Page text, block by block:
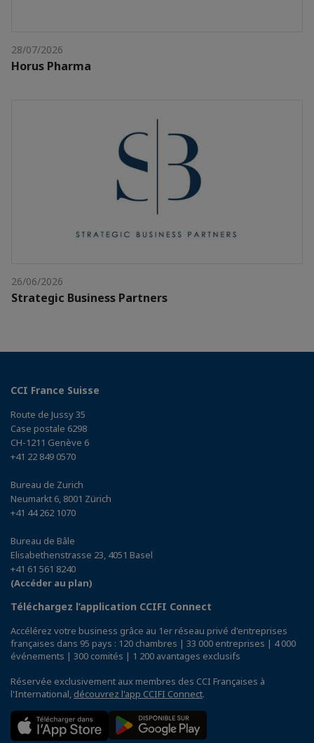
28/07/2026
Horus Pharma
26/06/2026
Strategic Business Partners
CCI France Suisse
Route de Jussy 35
Case postale 6298
CH-1211 Genève 6
+41 22 849 0570
Bureau de Zurich
Neumarkt 6, 8001 Zürich
+41 44 262 1070
Bureau de Bâle
Elisabethenstrasse 23, 4051 Basel
+41 61 561 8240
(Accéder au plan)
Téléchargez l’application CCIFI Connect
Accélérez votre business grâce au 1er réseau privé d'entreprises
françaises dans 95 pays : 120 chambres | 33 000 entreprises | 4 000
événements | 300 comités | 1 200 avantages exclusifs
Réservée exclusivement aux membres des CCI Françaises à
l'International, découvrez l'app CCIFI Connect.